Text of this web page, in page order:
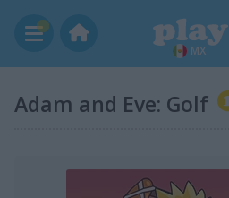
MX
Adam and Eve: Golf